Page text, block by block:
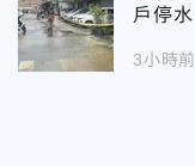
戶停水
3小時前